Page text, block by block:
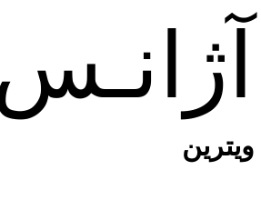
ویترین